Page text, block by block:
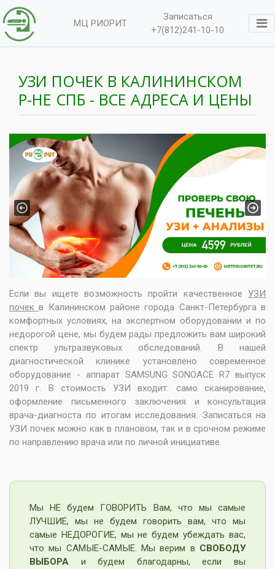
МЦ РИОРИТ
Записаться
+7(812)241-10-10
УЗИ ПОЧЕК В КАЛИНИНСКОМ
Р-НЕ СПБ - ВСЕ АДРЕСА И ЦЕНЫ
Previous Next
Если вы ищете возможность пройти качественное УЗИ
почекв Калининском районе города Санкт-Петербурга в
комфортных условиях, на экспертном оборудовании и по
недорогой цене, мы будем рады предложить вам широкий
спектр ультразвуковых обследований. В нашей
диагностической клинике установлено современное
оборудование - аппарат SAMSUNG SONOACE R7 выпуск
2019 г. В стоимость УЗИ входит: само сканирование,
оформление письменного заключения и консультация
врача-диагноста по итогам исследования. Записаться на
УЗИ почек можно как в плановом, так и в срочном режиме
по направлению врача или по личной инициативе.
Мы НЕ будем ГОВОРИТЬ Вам, что мы самые
ЛУЧШИЕ, мы не будем говорить вам, что мы
самые НЕДОРОГИЕ, мы не будем убеждать вас,
что мы САМЫЕ-САМЫЕ. Мы верим в СВОБОДУ
ВЫБОРА и будем благодарны, если вы